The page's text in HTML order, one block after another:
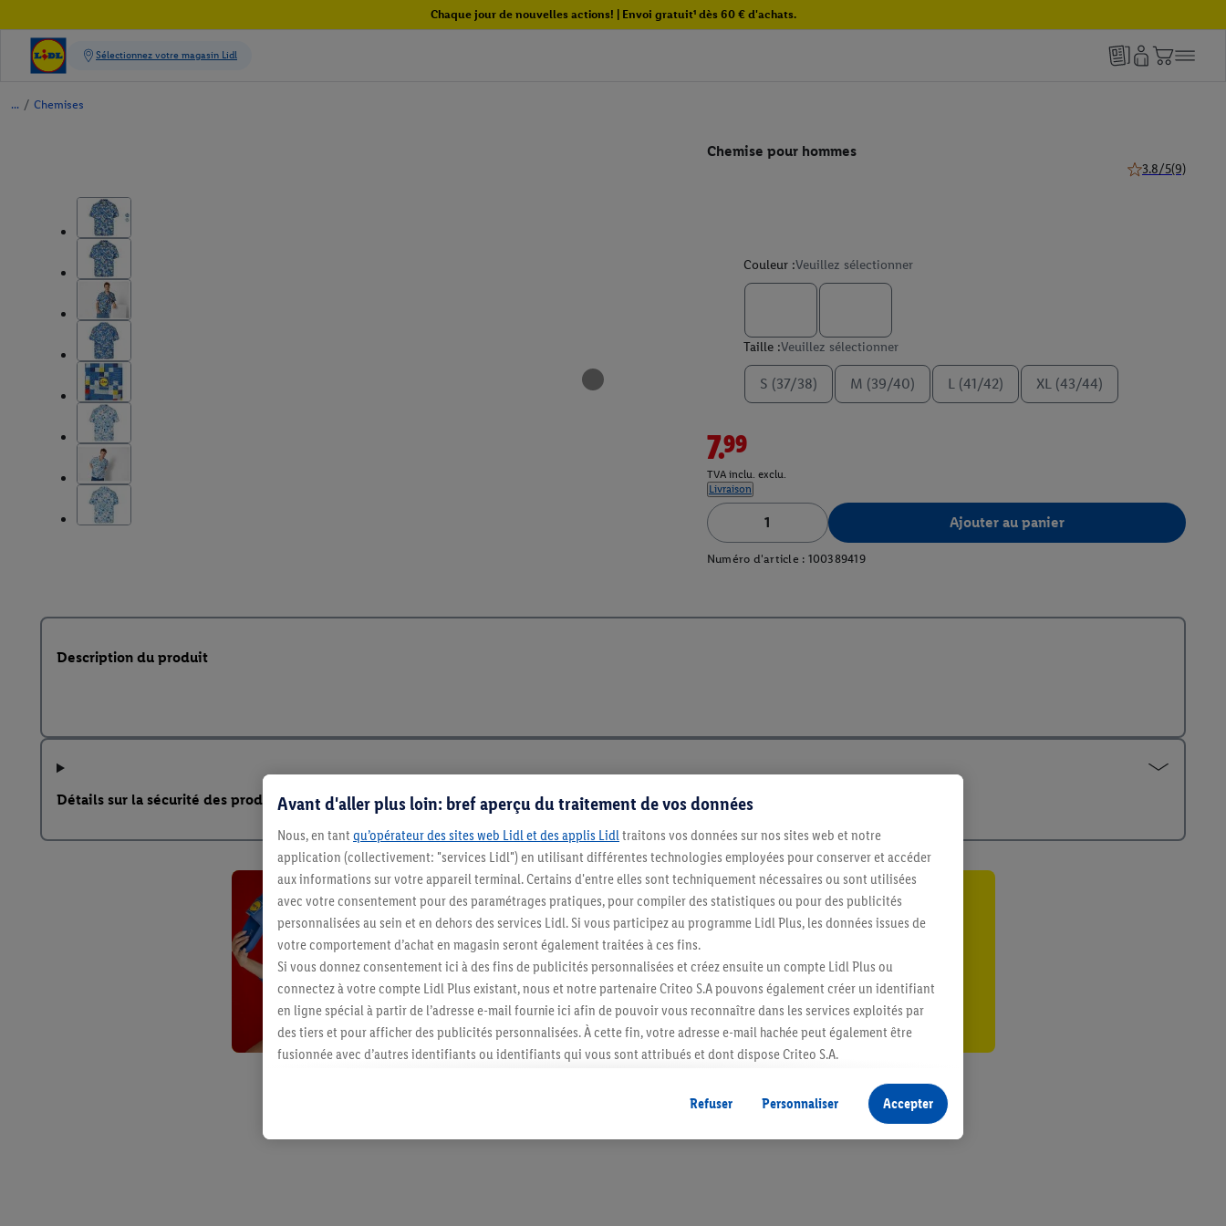
Chaque jour de nouvelles actions! | Envoi gratuit¹ dès 60 € d'achats.
/ Chemises
Chemise pour hommes
3.8/5(9)
Couleur :Veuillez sélectionner
Taille :Veuillez sélectionner
S (37/38) M (39/40) L (41/42) XL (43/44)
7.99
TVA inclu. exclu.
Livraison
Ajouter au panier
Numéro d'article : 100389419
Description du produit
Détails sur la sécurité des produits
Restez au courant
Abonnez-vous à la newsletter
S'abonner
Avant d'aller plus loin: bref aperçu du traitement de vos données
Nous, en tant qu’opérateur des sites web Lidl et des applis Lidl traitons vos données sur nos sites web et notre
application (collectivement: "services Lidl") en utilisant différentes technologies employées pour conserver et accéder
aux informations sur votre appareil terminal. Certains d'entre elles sont techniquement nécessaires ou sont utilisées
avec votre consentement pour des paramétrages pratiques, pour compiler des statistiques ou pour des publicités
personnalisées au sein et en dehors des services Lidl. Si vous participez au programme Lidl Plus, les données issues de
votre comportement d’achat en magasin seront également traitées à ces fins.
Si vous donnez consentement ici à des fins de publicités personnalisées et créez ensuite un compte Lidl Plus ou
connectez à votre compte Lidl Plus existant, nous et notre partenaire Criteo S.A pouvons également créer un identifiant
en ligne spécial à partir de l’adresse e-mail fournie ici afin de pouvoir vous reconnaître dans les services exploités par
des tiers et pour afficher des publicités personnalisées. À cette fin, votre adresse e-mail hachée peut également être
fusionnée avec d’autres identifiants ou identifiants qui vous sont attribués et dont dispose Criteo S.A.
vous avez montré de l’intérêt (par exemple en plaçant le produit dans un panier d’un webshop mais sans procéder à
l’achat) peuvent également être affichées sur plusieurs apppareils et plusieurs services de Lidl si plusieurs terminaux ou
plusieurs services de Lidl peuvent vous être attribués en utilisant votre adresse e-mail hachée et, le cas échéant, d’autres
Refuser Personnaliser Accepter